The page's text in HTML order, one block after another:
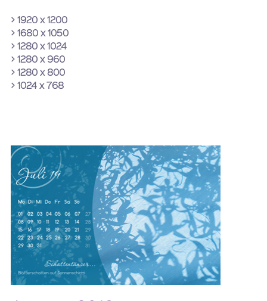
> 1920 x 1200
> 1680 x 1050
> 1280 x 1024
> 1280 x 960
> 1280 x 800
> 1024 x 768